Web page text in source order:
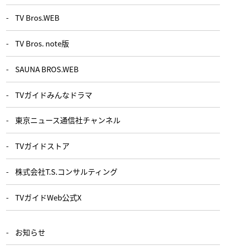
TV Bros.WEB
TV Bros. note版
SAUNA BROS.WEB
TVガイドみんなドラマ
東京ニュース通信社チャンネル
TVガイドストア
株式会社T.S.コンサルティング
TVガイドWeb公式X
お知らせ